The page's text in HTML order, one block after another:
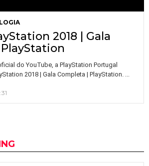
2018 | Gala
do YouTube, a PlayStation Portugal
2018 | Gala Completa | PlayStation. …